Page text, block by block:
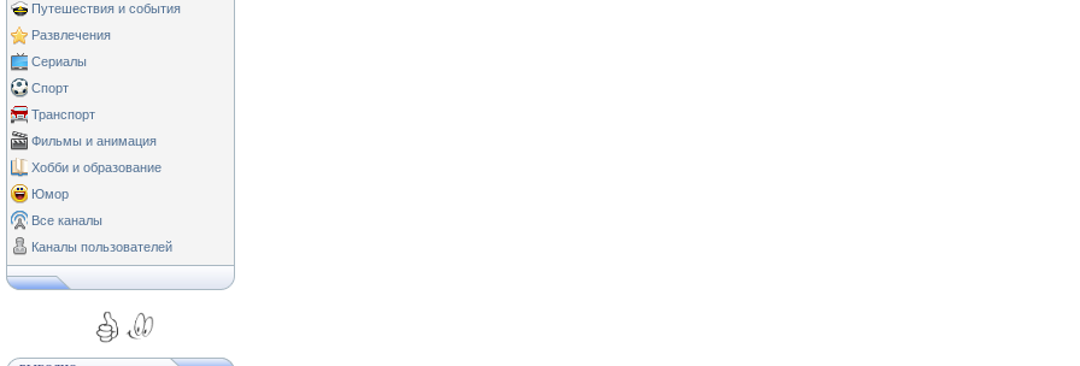
Путешествия и события
Развлечения
Сериалы
Спорт
Транспорт
Фильмы и анимация
Хобби и образование
Юмор
Все каналы
Каналы пользователей